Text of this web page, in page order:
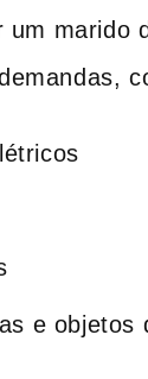
marido
e objetos